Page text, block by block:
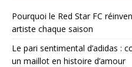
Pourquoi le Red Star FC
artiste chaque saison
Le pari sentimental d’adidas :
un maillot en histoire d’amour